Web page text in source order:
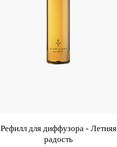
Рефилл для диффузора - Летняя
радость